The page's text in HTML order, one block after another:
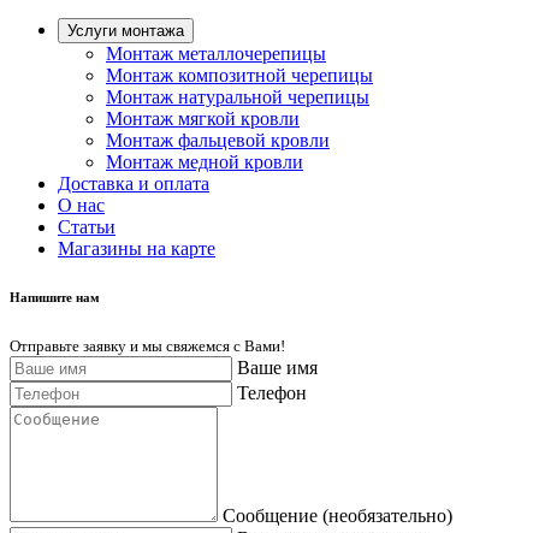
Услуги монтажа
Монтаж металлочерепицы
Монтаж композитной черепицы
Монтаж натуральной черепицы
Монтаж мягкой кровли
Монтаж фальцевой кровли
Монтаж медной кровли
Доставка и оплата
О нас
Cтатьи
Магазины на карте
Напишите нам
Отправьте заявку и мы свяжемся с Вами!
Ваше имя
Телефон
Сообщение (необязательно)